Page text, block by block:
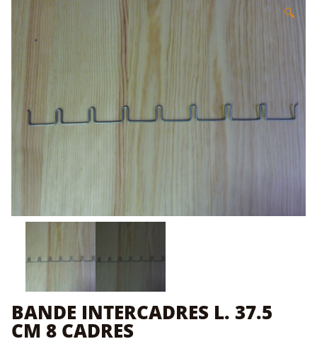
🔍
BANDE INTERCADRES L. 37.5
CM 8 CADRES